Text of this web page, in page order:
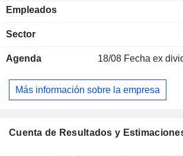
- envases flexibles de aluminio y
ventas netas se distribuyen
(6,4 %) y otros (3,4 %).
Empleados
Sector
Agenda 18/08 Fecha ex
Más información sobre la empresa
Cuenta de Resultados y